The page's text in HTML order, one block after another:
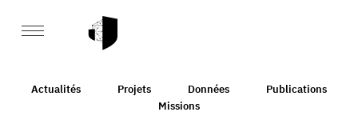
Actualités Projets Données
Publications
Missions